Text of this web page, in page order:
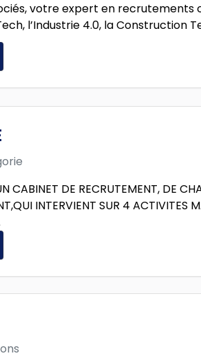
votre expert en recrutements
l’Industrie 4.0, la Construction
CABINET DE RECRUTEMENT, DE
INTERVIENT SUR 4 ACTIVITES